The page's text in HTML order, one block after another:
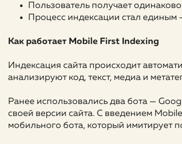
Пользователь получает
Процесс индексации стал
Как работает Mobile First Indexing
Индексация сайта происходит
анализируют код, текст, медиа и
Ранее использовались два бота —
своей версии сайта. С введением
мобильного бота, который имитирует